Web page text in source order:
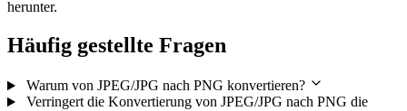
herunter.
Häufig gestellte Fragen
Warum von JPEG/JPG nach PNG konvertieren?
Verringert die Konvertierung von JPEG/JPG nach PNG die